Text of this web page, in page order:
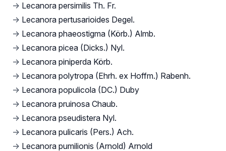
→ Lecanora persimilis Th. Fr.
→ Lecanora pertusarioides Degel.
→ Lecanora phaeostigma (Körb.) Almb.
→ Lecanora picea (Dicks.) Nyl.
→ Lecanora piniperda Körb.
→ Lecanora polytropa (Ehrh. ex Hoffm.) Rabenh.
→ Lecanora populicola (DC.) Duby
→ Lecanora pruinosa Chaub.
→ Lecanora pseudistera Nyl.
→ Lecanora pulicaris (Pers.) Ach.
→ Lecanora pumilionis (Arnold) Arnold